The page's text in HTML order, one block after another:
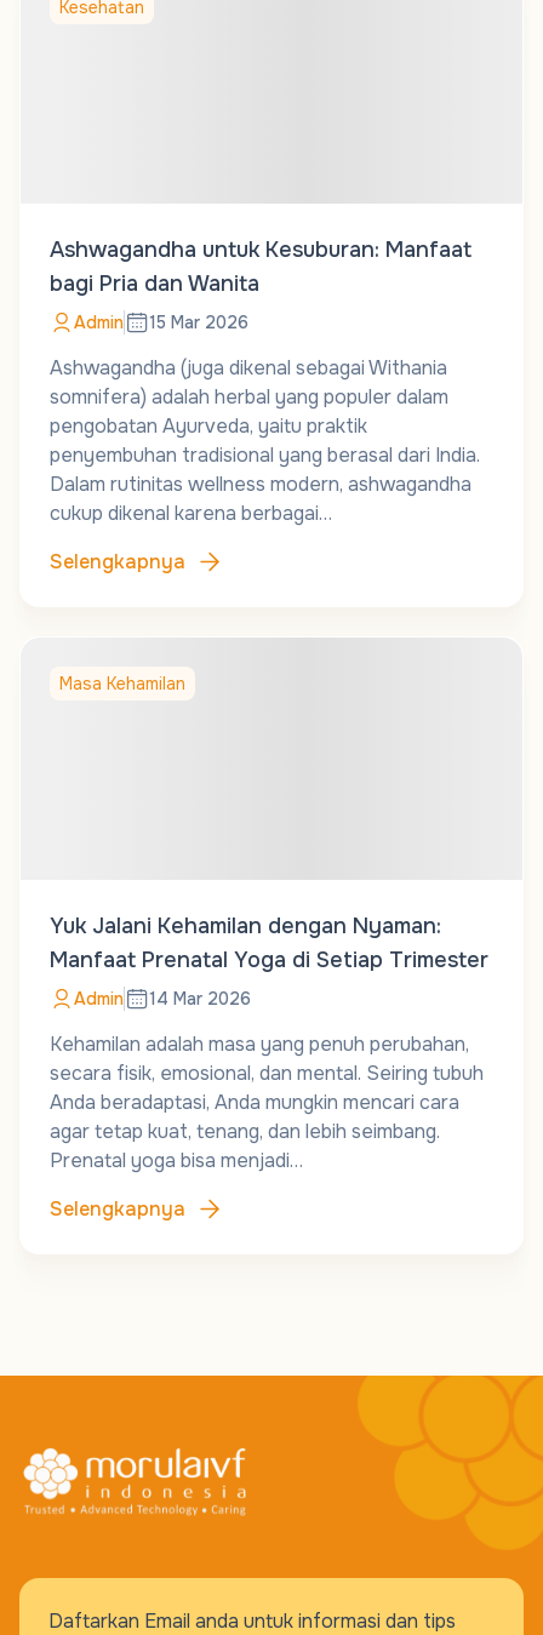
Kesehatan
Ashwagandha untuk Kesuburan: Manfaat
bagi Pria dan Wanita
Admin 15 Mar 2026
Ashwagandha (juga dikenal sebagai Withania
somnifera) adalah herbal yang populer dalam
pengobatan Ayurveda, yaitu praktik
penyembuhan tradisional yang berasal dari India.
Dalam rutinitas wellness modern, ashwagandha
cukup dikenal karena berbagai…
Selengkapnya
Masa Kehamilan
Yuk Jalani Kehamilan dengan Nyaman:
Manfaat Prenatal Yoga di Setiap Trimester
Admin 14 Mar 2026
Kehamilan adalah masa yang penuh perubahan,
secara fisik, emosional, dan mental. Seiring tubuh
Anda beradaptasi, Anda mungkin mencari cara
agar tetap kuat, tenang, dan lebih seimbang.
Prenatal yoga bisa menjadi…
Selengkapnya
Daftarkan Email anda untuk informasi dan tips